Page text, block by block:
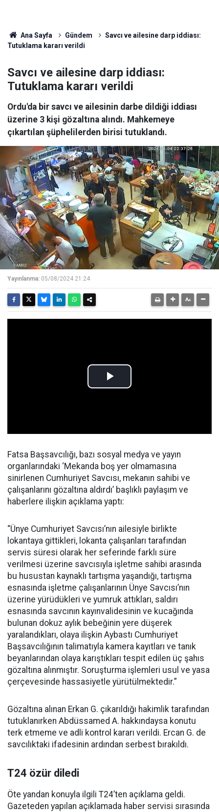
Ana Sayfa Gündem
Savcı ve ailesine darp iddiası:
Tutuklama kararı verildi
Savcı ve ailesine darp iddiası:
Tutuklama kararı verildi
Ordu'da bir savcı ve ailesinin darbe dildiği iddiası
üzerine 3 kişi gözaltına alındı. Mahkemeye
çıkartılan şüphelilerden birisi tutuklandı.
Yayınlanma: 05/08/2024 21:24
Fatsa Başsavcılığı, bazı sosyal medya ve yayın
organlarındaki ‘Mekanda boş yer olmamasına
sinirlenen Cumhuriyet Savcısı, mekanın sahibi ve
çalışanlarını gözaltına aldırdı’ başlıklı paylaşım ve
haberlere ilişkin açıklama yaptı:
“Ünye Cumhuriyet Savcısı’nın ailesiyle birlikte
lokantaya gittikleri, lokanta çalışanları tarafından
servis süresi olarak her seferinde farklı süre
verilmesi üzerine savcısıyla işletme sahibi arasında
bu husustan kaynaklı tartışma yaşandığı, tartışma
esnasında işletme çalışanlarının Ünye Savcısı’nın
üzerine yürüdükleri ve yumruk attıkları, saldırı
esnasında savcının kayınvalidesinin ve kucağında
bulunan dokuz aylık bebeğinin yere düşerek
yaralandıkları, olaya ilişkin Aybastı Cumhuriyet
Başsavcılığının talimatıyla kamera kayıtları ve tanık
beyanlarından olaya karıştıkları tespit edilen üç şahıs
gözaltına alınmıştır. Soruşturma işlemleri usul ve yasa
çerçevesinde hassasiyetle yürütülmektedir.”
Gözaltına alınan Erkan G. çıkarıldığı hakimlik tarafından
tutuklanırken Abdüssamed A. hakkındaysa konutu
terk etmeme ve adli kontrol kararı verildi. Ercan G. de
savcılıktaki ifadesinin ardından serbest bırakıldı.
T24 özür diledi
Öte yandan konuyla ilgili T24’ten açıklama geldi.
Gazeteden yapılan açıklamada haber servisi sırasında